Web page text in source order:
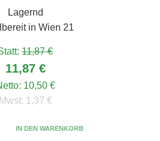
Lagernd
in Wien 21
11,87 €
11,87 €
10,50 €
Mwst: 1,37 €
IN DEN WARENKORB